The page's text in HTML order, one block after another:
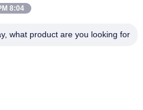
8:04 PM
what product are you looking for?